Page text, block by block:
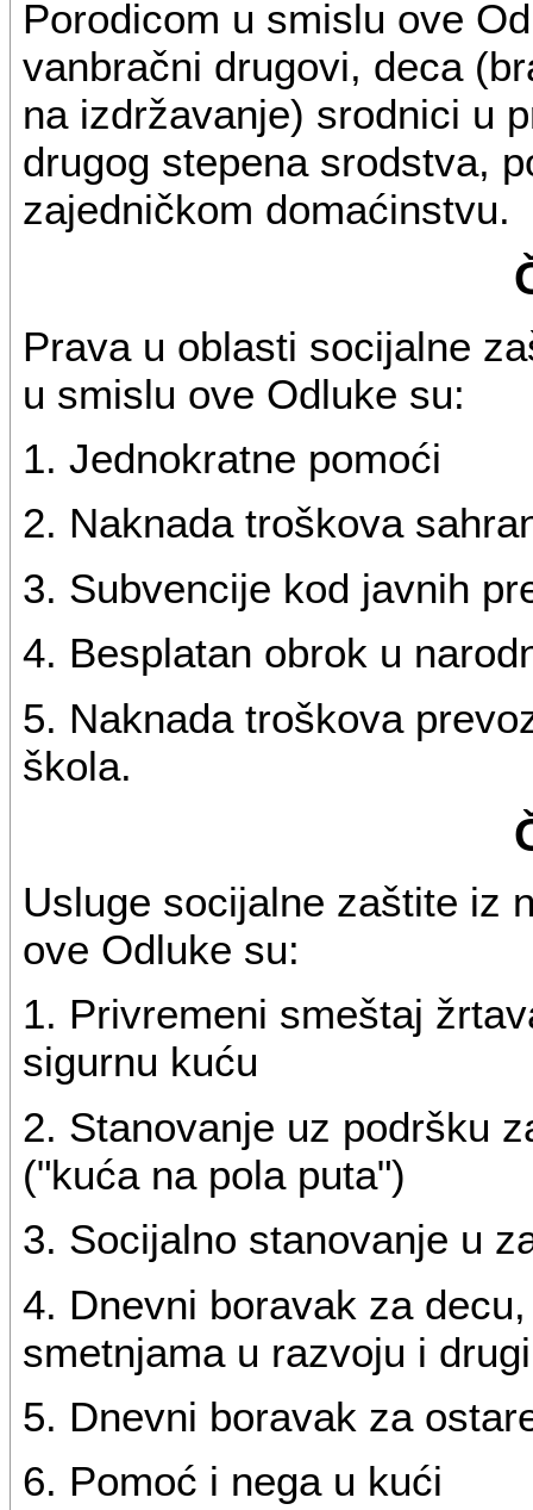
Porodicom u smislu ove
vanbračni drugovi, deca
na izdržavanje) srodnici u
drugog stepena srodstva,
zajedničkom domaćinstvu.
Prava u oblasti socijalne
u smislu ove Odluke su:
1. Jednokratne pomoći
2. Naknada troškova
3. Subvencije kod javnih
4. Besplatan obrok u
5. Naknada troškova
škola.
Usluge socijalne zaštite iz
ove Odluke su:
1. Privremeni smeštaj
sigurnu kuću
2. Stanovanje uz podršku
("kuća na pola puta")
3. Socijalno stanovanje u
4. Dnevni boravak za
smetnjama u razvoju i
5. Dnevni boravak za
6. Pomoć i nega u kući